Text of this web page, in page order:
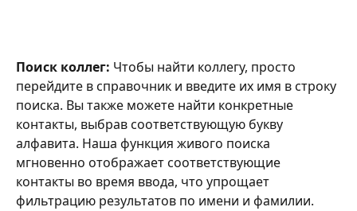
Поиск коллег: Чтобы найти коллегу, просто
перейдите в справочник и введите их имя в строку
поиска. Вы также можете найти конкретные
контакты, выбрав соответствующую букву
алфавита. Наша функция живого поиска
мгновенно отображает соответствующие
контакты во время ввода, что упрощает
фильтрацию результатов по имени и фамилии.